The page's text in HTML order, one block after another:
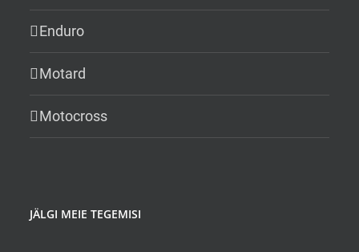
Enduro
Motard
Motocross
JÄLGI MEIE TEGEMISI